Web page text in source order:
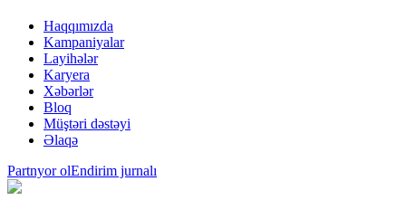
Haqqımızda
Kampaniyalar
Layihələr
Karyera
Xəbərlər
Bloq
Müştəri dəstəyi
Əlaqə
Partnyor olEndirim jurnalı